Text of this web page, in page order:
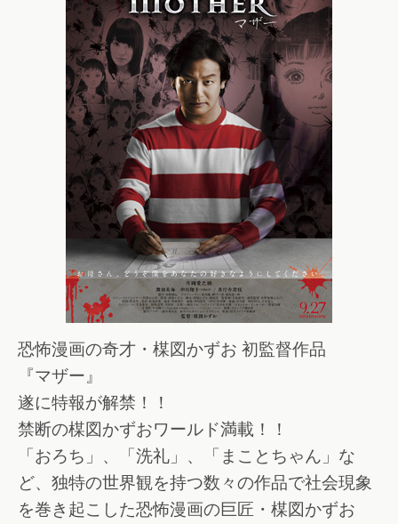
恐怖漫画の奇才・楳図かずお 初監督作品
『マザー』
遂に特報が解禁！！
禁断の楳図かずおワールド満載！！
「おろち」、「洗礼」、「まことちゃん」な
ど、独特の世界観を持つ数々の作品で社会現象
を巻き起こした恐怖漫画の巨匠・楳図かずお